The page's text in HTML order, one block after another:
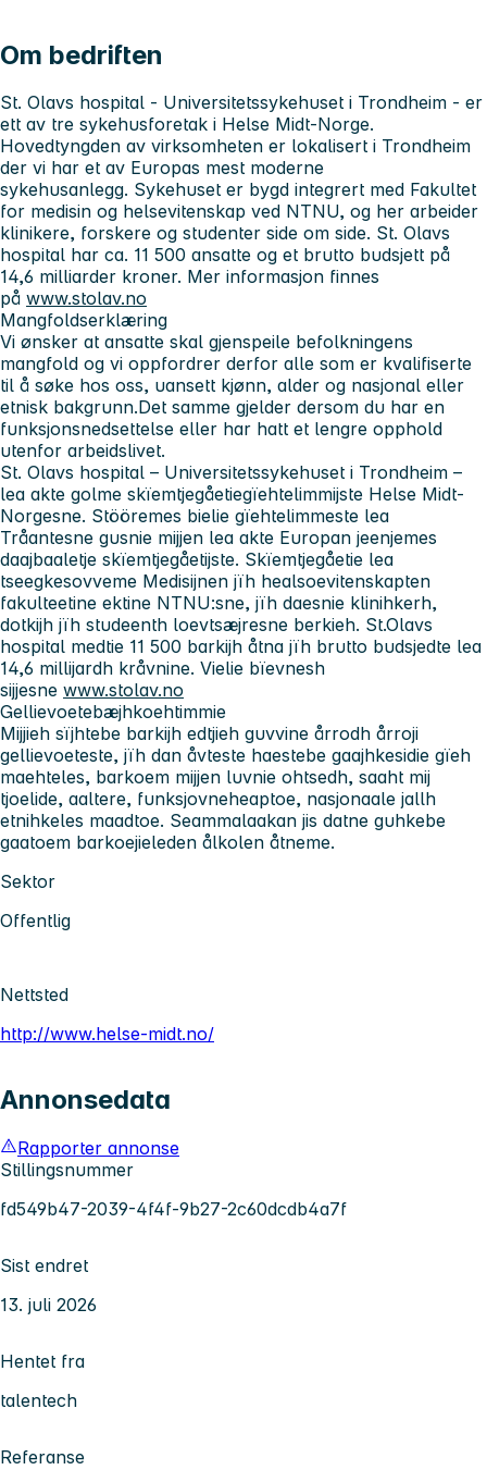
Om bedriften
St. Olavs hospital - Universitetssykehuset i Trondheim - er
ett av tre sykehusforetak i Helse Midt-Norge.
Hovedtyngden av virksomheten er lokalisert i Trondheim
der vi har et av Europas mest moderne
sykehusanlegg. Sykehuset er bygd integrert med Fakultet
for medisin og helsevitenskap ved NTNU, og her arbeider
klinikere, forskere og studenter side om side. St. Olavs
hospital har ca. 11 500 ansatte og et brutto budsjett på
14,6 milliarder kroner. Mer informasjon finnes
på www.stolav.no
Mangfoldserklæring
Vi ønsker at ansatte skal gjenspeile befolkningens
mangfold og vi oppfordrer derfor alle som er kvalifiserte
til å søke hos oss, uansett kjønn, alder og nasjonal eller
etnisk bakgrunn.Det samme gjelder dersom du har en
funksjonsnedsettelse eller har hatt et lengre opphold
utenfor arbeidslivet.
St. Olavs hospital – Universitetssykehuset i Trondheim –
lea akte golme skïemtjegåetiegïehtelimmijste Helse Midt-
Norgesne. Stööremes bielie gïehtelimmeste lea
Tråantesne gusnie mijjen lea akte Europan jeenjemes
daajbaaletje skïemtjegåetijste. Skïemtjegåetie lea
tseegkesovveme Medisijnen jïh healsoevitenskapten
fakulteetine ektine NTNU:sne, jïh daesnie klinihkerh,
dotkijh jïh studeenth loevtsæjresne berkieh. St.Olavs
hospital medtie 11 500 barkijh åtna jïh brutto budsjedte lea
14,6 millijardh kråvnine. Vielie bïevnesh
sijjesne www.stolav.no
Gellievoetebæjhkoehtimmie
Mijjieh sïjhtebe barkijh edtjieh guvvine årrodh årroji
gellievoeteste, jïh dan åvteste haestebe gaajhkesidie gïeh
maehteles, barkoem mijjen luvnie ohtsedh, saaht mij
tjoelide, aaltere, funksjovneheaptoe, nasjonaale jallh
etnihkeles maadtoe. Seammalaakan jis datne guhkebe
gaatoem barkoejieleden ålkolen åtneme.
Sektor
Offentlig
Nettsted
http://www.helse-midt.no/
Annonsedata
Rapporter annonse
Stillingsnummer
fd549b47-2039-4f4f-9b27-2c60dcdb4a7f
Sist endret
13. juli 2026
Hentet fra
talentech
Referanse